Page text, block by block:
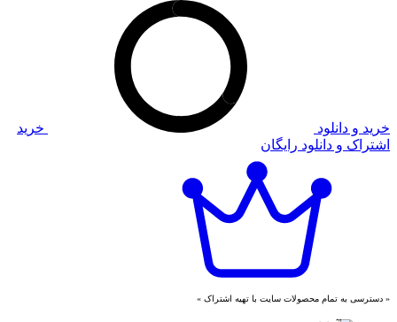
خرید و دانلود
خرید
اشتراک و دانلود رایگان
« دسترسی به تمام محصولات سایت با تهیه اشتراک »